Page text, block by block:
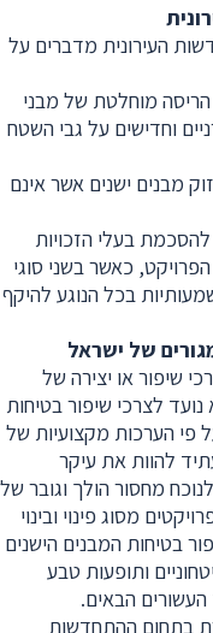
העירונית מדברים על
הריסה מוחלטת של מבני
וחדישים על גבי השטח
לצרכי חיזוק מבנים ישנים אשר אינם
בעלי הזכויות
כאשר בשני סוגי
בכל הנוגע להיקף
של ישראל
שיפור או יצירה של
לצרכי שיפור בטיחות
פי הערכות מקצועיות של
להוות את עיקר
מחסור הולך וגובר של
מסוג פינוי ובינוי
לצרכי שיפור בטיחות המבנים הישנים
ותופעות טבע
העשורים הבאים.
בתחום ההתחדשות